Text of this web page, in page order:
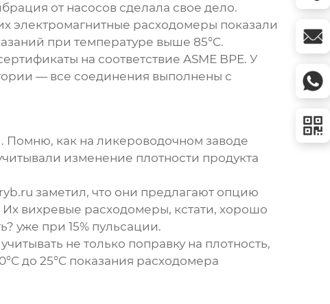
от насосов сделала свое дело.
электромагнитные расходомеры показали
при температуре выше 85°C.
на соответствие ASME BPE. У
— все соединения выполнены с
Помню, как на ликероводочном заводе
изменение плотности продукта
заметил, что они предлагают опцию
Их вихревые расходомеры, кстати, хорошо
уже при 15% пульсации.
не только поправку на плотность,
до 25°C показания расходомера